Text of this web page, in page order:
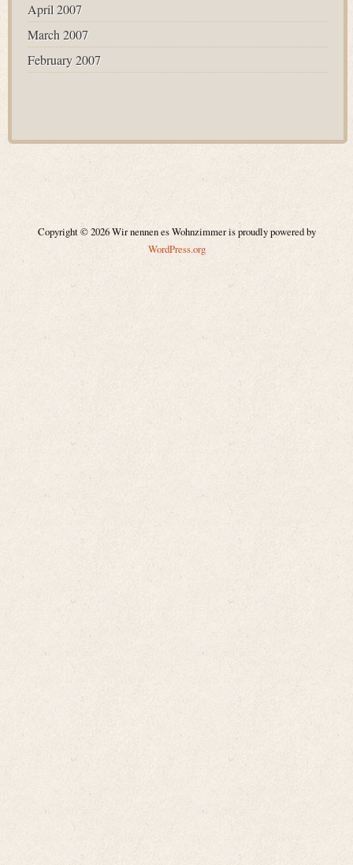
April 2007
March 2007
February 2007
Copyright © 2026 Wir nennen es Wohnzimmer is proudly powered by
WordPress.org